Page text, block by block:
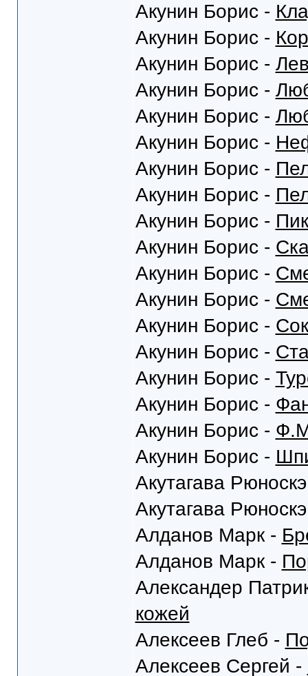
Акунин Борис -
Акунин Борис -
Акунин Борис -
Акунин Борис -
Акунин Борис -
Акунин Борис -
Акунин Борис -
Акунин Борис -
Акунин Борис -
Акунин Борис -
Акунин Борис -
Акунин Борис -
Акунин Борис -
Акунин Борис -
Акунин Борис -
Акунин Борис -
Акунин Борис -
Акунин Борис -
Акутагава
Акутагава
Алданов Марк -
Алданов Марк -
Александер
кожей
Алексеев Глеб -
Алексеев Сергей -